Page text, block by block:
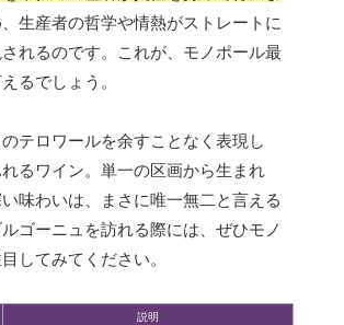
生産者の哲学や情熱がストレートに
れるのです。これが、モノポール最
るでしょう。
テロワールを余すことなく表現し
るワイン。単一の区画から生まれ
味わいは、まさに唯一無二と言える
ゴーニュを訪れる際には、ぜひモノ
してみてください。
説明